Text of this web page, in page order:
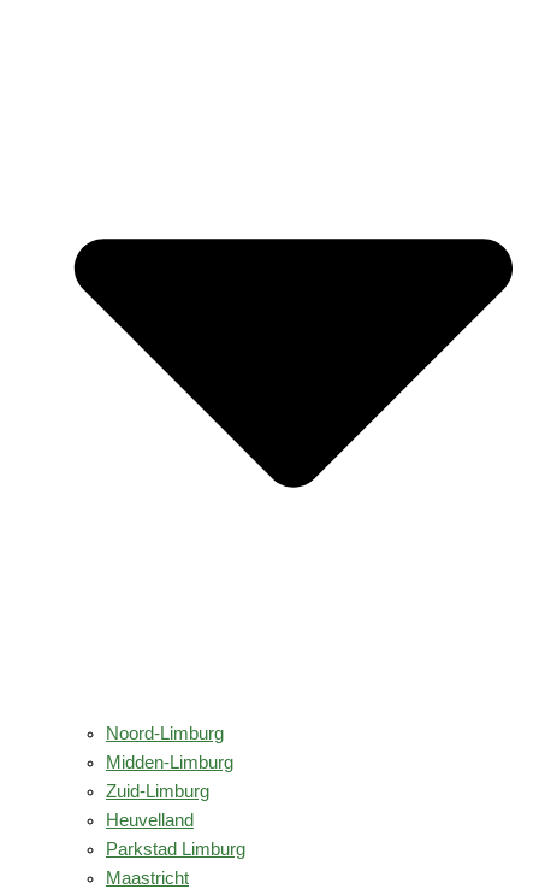
Noord-Limburg
Midden-Limburg
Zuid-Limburg
Heuvelland
Parkstad Limburg
Maastricht